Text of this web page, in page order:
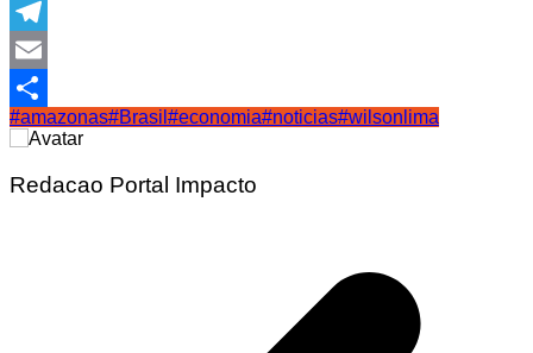
WhatsApp
Telegram
Email
Share
#amazonas#Brasil #economia#noticias#wilsonlima
Redacao Portal Impacto